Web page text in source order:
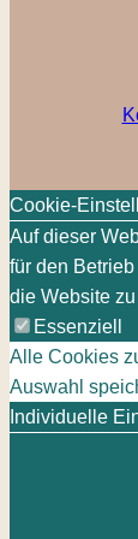
Cookie-
Auf dieser
für den
die Website
Essenziell
Alle Cookies
Auswahl
Individuelle